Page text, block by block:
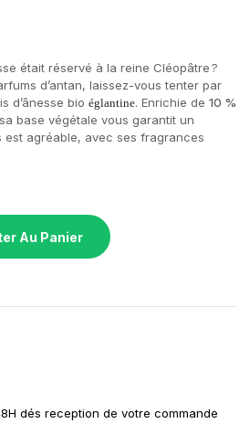
était réservé à la reine Cléopâtre ?
d’antan, laissez-vous tenter par
d’ânesse bio églantine. Enrichie de 10 %
base végétale vous garantit un
est agréable, avec ses fragrances
Au Panier
dés reception de votre commande